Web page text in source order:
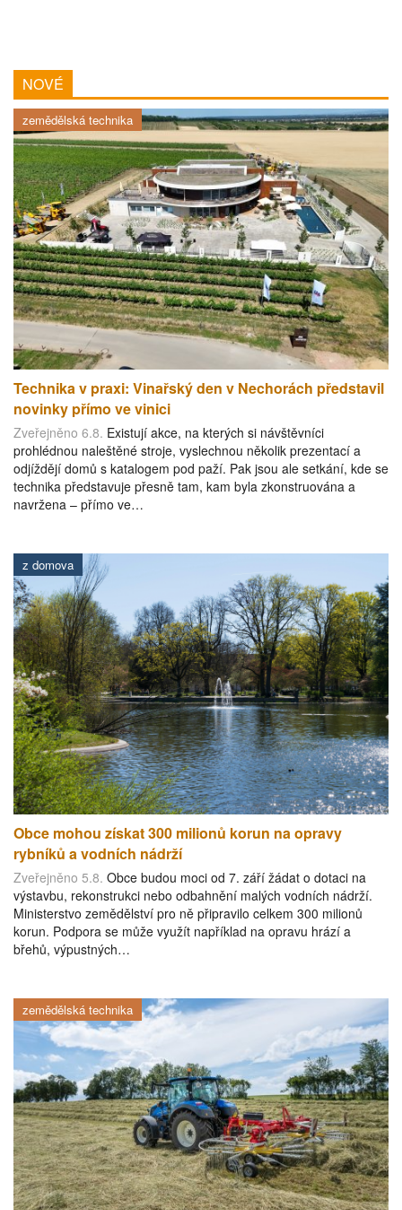
NOVÉ
zemědělská technika
Technika v praxi: Vinařský den v Nechorách představil
novinky přímo ve vinici
Zveřejněno 6.8. Existují akce, na kterých si návštěvníci
prohlédnou naleštěné stroje, vyslechnou několik prezentací a
odjíždějí domů s katalogem pod paží. Pak jsou ale setkání, kde se
technika představuje přesně tam, kam byla zkonstruována a
navržena – přímo ve…
z domova
Obce mohou získat 300 milionů korun na opravy
rybníků a vodních nádrží
Zveřejněno 5.8. Obce budou moci od 7. září žádat o dotaci na
výstavbu, rekonstrukci nebo odbahnění malých vodních nádrží.
Ministerstvo zemědělství pro ně připravilo celkem 300 milionů
korun. Podpora se může využít například na opravu hrází a
břehů, výpustných…
zemědělská technika